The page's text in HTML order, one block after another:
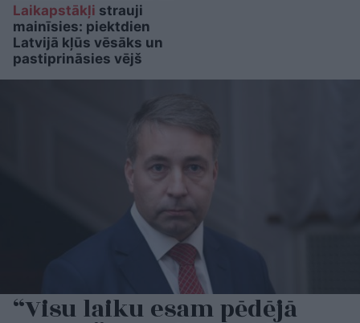
Laikapstākļi strauji
mainīsies: piektdien
Latvijā kļūs vēsāks un
pastiprināsies vējš
“Visu laiku esam pēdējā